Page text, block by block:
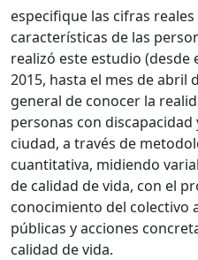
especifique las cifras reales
características de las
realizó este estudio (desde
2015, hasta el mes de abril
general de conocer la
personas con
ciudad, a través de
cuantitativa, midiendo
de calidad de vida, con el
conocimiento del colectivo
públicas y acciones
calidad de vida.